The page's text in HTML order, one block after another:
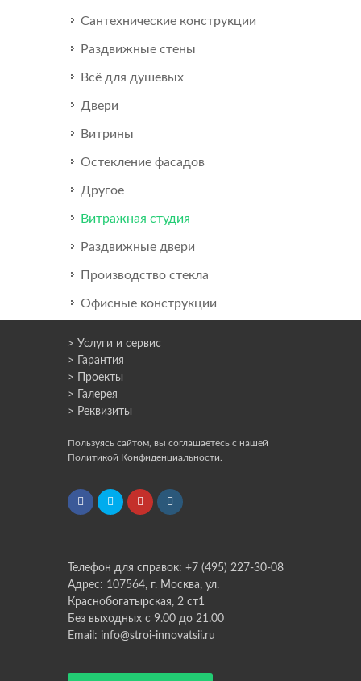
Сантехнические конструкции
Раздвижные стены
Всё для душевых
Двери
Витрины
Остекление фасадов
Другое
Витражная студия
Раздвижные двери
Производство стекла
Офисные конструкции
> Услуги и сервис
> Гарантия
> Проекты
> Галерея
> Реквизиты
Пользуясь сайтом, вы соглашаетесь с нашей
Политикой Конфиденциальности
Телефон для справок: +7 (495) 227-30-08
Адрес: 107564, г. Москва, ул.
Краснобогатырская, 2 ст1
Без выходных с 9.00 до 21.00
Email: info@stroi-innovatsii.ru